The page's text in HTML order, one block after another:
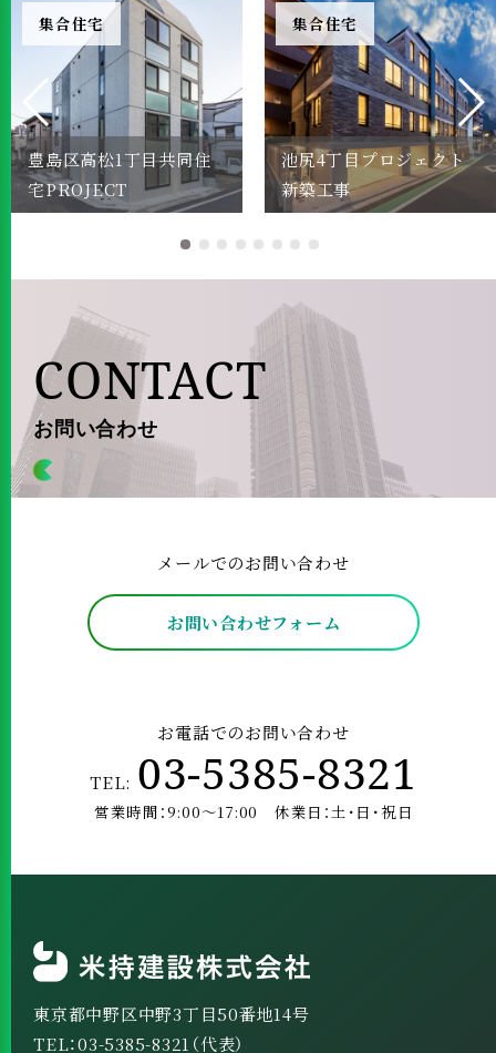
集合住宅
豊島区高松1丁目共同住
宅PROJECT
集合住宅
池尻4丁目プロジェクト
新築工事
CONTACT
お問い合わせ
メールでのお問い合わせ
お問い合わせフォーム
お電話でのお問い合わせ
TEL: 03-5385-8321
営業時間：9:00～17:00 休業日：土･日･祝日
東京都中野区中野3丁目50番地14号
TEL：03-5385-8321（代表）